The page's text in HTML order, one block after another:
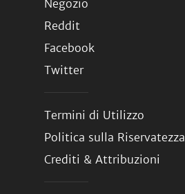
Negozio
Reddit
Facebook
Twitter
Termini di Utilizzo
Politica sulla Riservatezza
Crediti & Attribuzioni